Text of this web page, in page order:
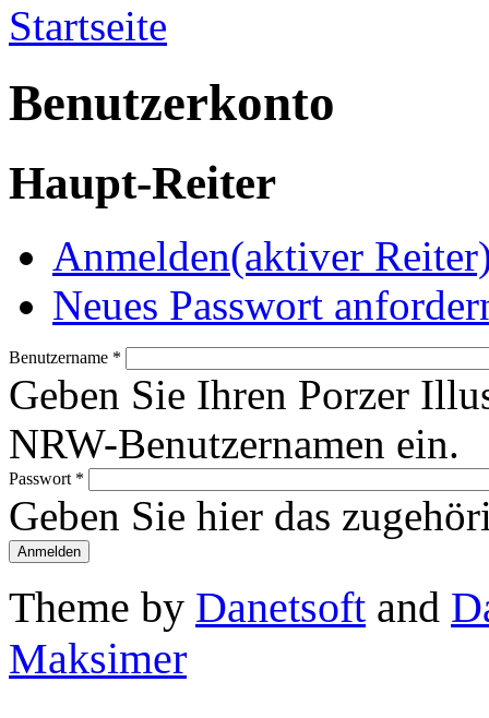
Startseite
Benutzerkonto
Haupt-Reiter
Anmelden(aktiver
Neues Passwort
Benutzername *
Geben Sie Ihren Porzer
NRW-Benutzernamen ein.
Passwort *
Geben Sie hier das
Theme by Danetsoft and
Maksimer